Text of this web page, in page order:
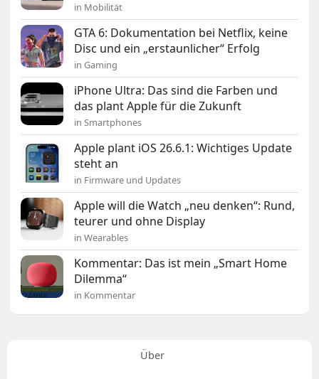
in Mobilität
GTA 6: Dokumentation bei Netflix, keine
Disc und ein „erstaunlicher“ Erfolg
in Gaming
iPhone Ultra: Das sind die Farben und
das plant Apple für die Zukunft
in Smartphones
Apple plant iOS 26.6.1: Wichtiges Update
steht an
in Firmware und Updates
Apple will die Watch „neu denken“: Rund,
teurer und ohne Display
in Wearables
Kommentar: Das ist mein „Smart Home
Dilemma“
in Kommentar
Über